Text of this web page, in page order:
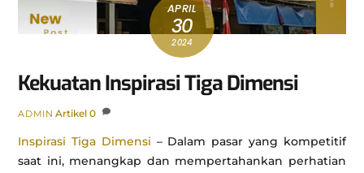
APRIL
30
2024
Kekuatan Inspirasi Tiga Dimensi
ADMIN Artikel 0
Inspirasi Tiga Dimensi – Dalam pasar yang kompetitif
saat ini, menangkap dan mempertahankan perhatian